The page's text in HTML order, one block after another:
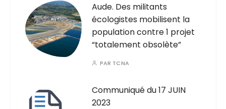
Aude. Des militants
écologistes mobilisent la
population contre 1 projet
“totalement obsolète”
PAR TCNA
Communiqué du 17 JUIN
2023